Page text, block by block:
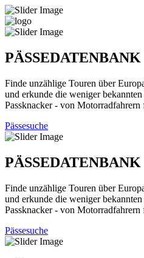
PÄSSEDATENBANK
Finde unzählige Touren über
und erkunde die weniger
Passknacker - von
Pässesuche
PÄSSEDATENBANK
Finde unzählige Touren über
und erkunde die weniger
Passknacker - von
Pässesuche